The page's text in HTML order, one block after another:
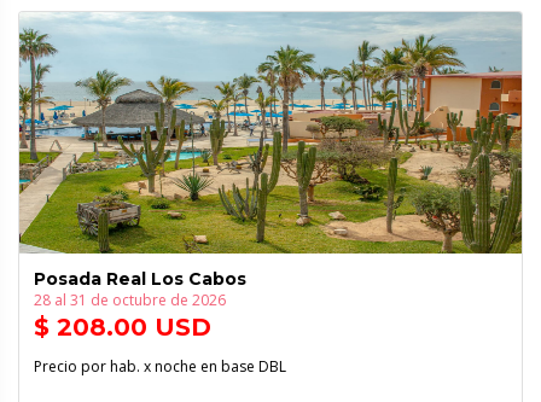
Posada Real Los Cabos
28 al 31 de octubre de 2026
$ 208.00 USD
Precio por hab. x noche en base DBL